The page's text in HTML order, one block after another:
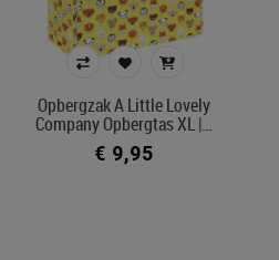
linnen
luiers en pyjama
Prijs
Opbergzak A Little Lovely
Company Opbergtas XL |…
€ 9,95